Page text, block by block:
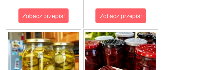
Zobacz przepis! Zobacz przepis!